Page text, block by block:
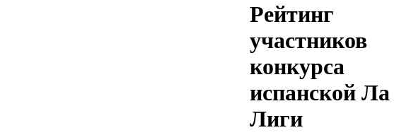
Рейтинг
участников
конкурса
испанской Ла
Лиги